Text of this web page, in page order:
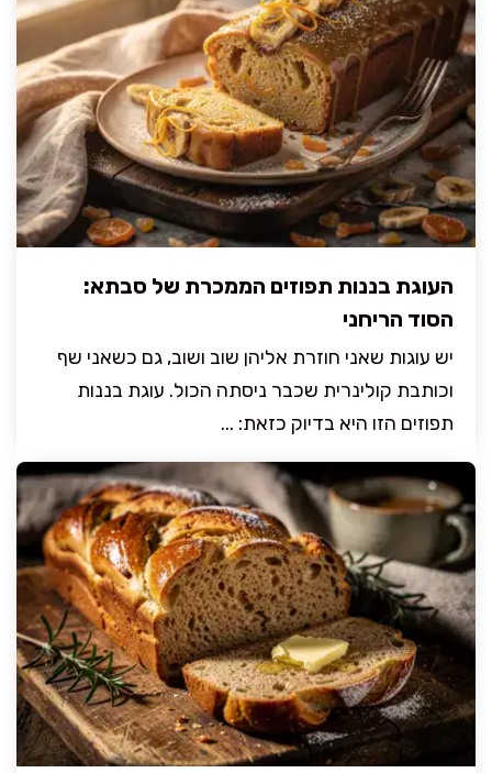
העוגת בננות תפוזים הממכרת של סבתא:
הסוד הריחני
יש עוגות שאני חוזרת אליהן שוב ושוב, גם כשאני שף
וכותבת קולינרית שכבר ניסתה הכול. עוגת בננות
תפוזים הזו היא בדיוק כזאת: ...